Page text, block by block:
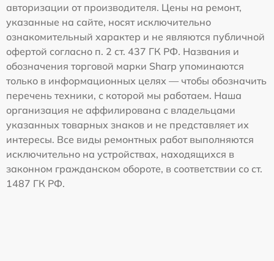
авторизации от производителя. Цены на ремонт,
указанные на сайте, носят исключительно
ознакомительный характер и не являются публичной
офертой согласно п. 2 ст. 437 ГК РФ. Названия и
обозначения торговой марки Sharp упоминаются
только в информационных целях — чтобы обозначить
перечень техники, с которой мы работаем. Наша
организация не аффилирована с владельцами
указанных товарных знаков и не представляет их
интересы. Все виды ремонтных работ выполняются
исключительно на устройствах, находящихся в
законном гражданском обороте, в соответствии со ст.
1487 ГК РФ.